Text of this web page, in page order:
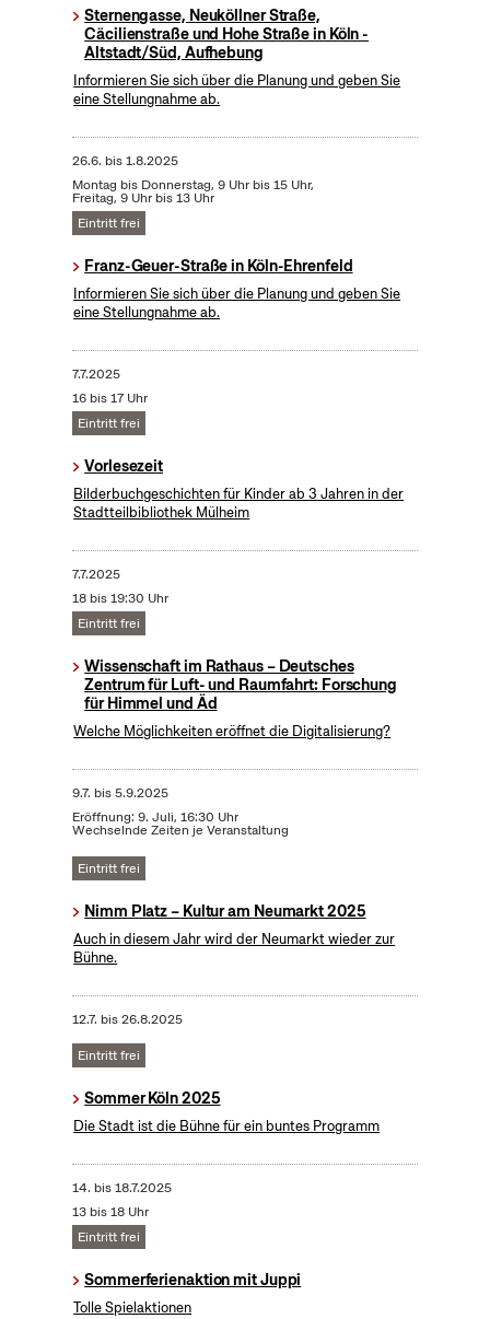
Sternengasse, Neuköllner Straße,
Cäcilienstraße und Hohe Straße in Köln -
Altstadt/Süd, Aufhebung
Informieren Sie sich über die Planung und geben Sie
eine Stellungnahme ab.
26.6. bis1.8.2025
Montag bis Donnerstag, 9 Uhr bis 15 Uhr,
Freitag, 9 Uhr bis 13 Uhr
Eintritt frei
Franz-Geuer-Straße in Köln-Ehrenfeld
Informieren Sie sich über die Planung und geben Sie
eine Stellungnahme ab.
7.7.2025
16 bis 17 Uhr
Eintritt frei
Vorlesezeit
Bilderbuchgeschichten für Kinder ab 3 Jahren in der
Stadtteilbibliothek Mülheim
7.7.2025
18 bis 19:30 Uhr
Eintritt frei
Wissenschaft im Rathaus – Deutsches
Zentrum für Luft- und Raumfahrt: Forschung
für Himmel und Äd
Welche Möglichkeiten eröffnet die Digitalisierung?
9.7. bis5.9.2025
Eröffnung: 9. Juli, 16:30 Uhr
Wechselnde Zeiten je Veranstaltung
Eintritt frei
Nimm Platz – Kultur am Neumarkt 2025
Auch in diesem Jahr wird der Neumarkt wieder zur
Bühne.
12.7. bis26.8.2025
Eintritt frei
Sommer Köln 2025
Die Stadt ist die Bühne für ein buntes Programm
14. bis18.7.2025
13 bis 18 Uhr
Eintritt frei
Sommerferienaktion mit Juppi
Tolle Spielaktionen